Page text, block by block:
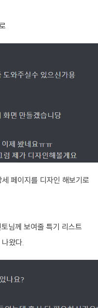
페이지를 디자인 해보기로
님께 보여줄 특기 리스트
왔다.